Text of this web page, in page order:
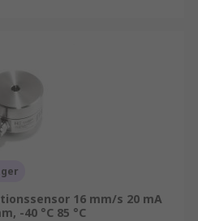
16 mm/s 20 mA
-40 °C 85 °C